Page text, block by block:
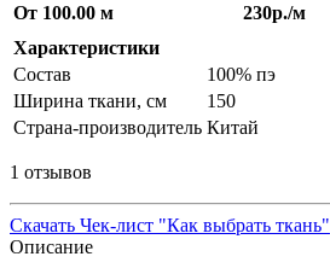
От 100.00 м
230р./м
Характеристики
Состав
100% пэ
Ширина ткани, см
150
Страна-производитель Китай
1 отзывов
Скачать Чек-лист "Как выбрать ткань"
Описание